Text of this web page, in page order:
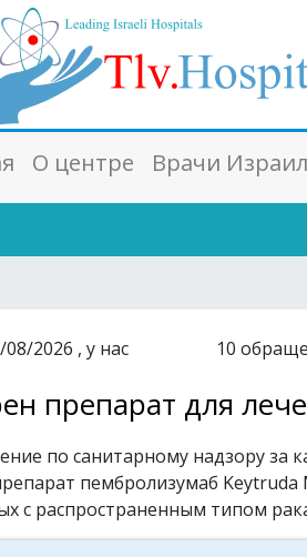
О центре Врачи
2026 , у нас 10
препарат для
по санитарному надзору за
пембролизумаб Keytruda
с распространенным типом